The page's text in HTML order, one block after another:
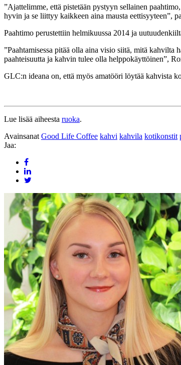
”Ajattelimme, että pistetään pystyyn sellainen
hyvin ja se liittyy kaikkeen aina mausta eettisyyteen”,
Paahtimo perustettiin helmikuussa 2014 ja
”Paahtamisessa pitää olla aina visio siitä, mitä
paahteisuutta ja kahvin tulee olla helppokäyttöinen”,
GLC:n ideana on, että myös amatööri löytää kahvista
Lue lisää aiheesta ruoka.
Avainsanat Good Life Coffee kahvi kahvila kotikonstit
Jaa: